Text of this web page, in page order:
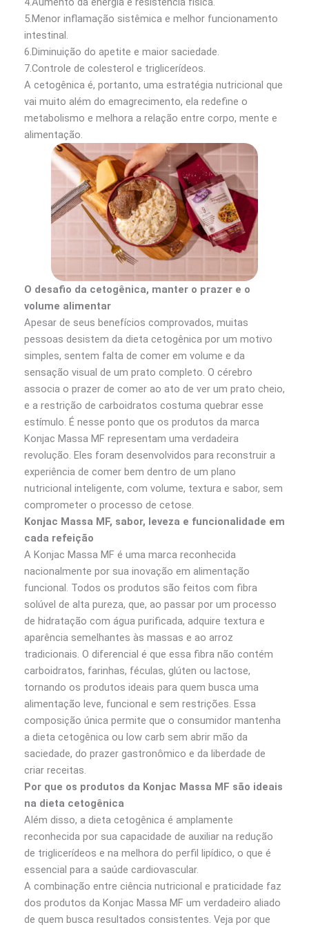
5.Menor inflamação sistêmica e melhor funcionamento
intestinal.
6.Diminuição do apetite e maior saciedade.
7.Controle de colesterol e triglicerídeos.
A cetogênica é, portanto, uma estratégia nutricional que
vai muito além do emagrecimento, ela redefine o
metabolismo e melhora a relação entre corpo, mente e
alimentação.
O desafio da cetogênica, manter o prazer e o
volume alimentar
Apesar de seus benefícios comprovados, muitas
pessoas desistem da dieta cetogênica por um motivo
simples, sentem falta de comer em volume e da
sensação visual de um prato completo. O cérebro
associa o prazer de comer ao ato de ver um prato cheio,
e a restrição de carboidratos costuma quebrar esse
estímulo. É nesse ponto que os produtos da marca
Konjac Massa MF representam uma verdadeira
revolução. Eles foram desenvolvidos para reconstruir a
experiência de comer bem dentro de um plano
nutricional inteligente, com volume, textura e sabor, sem
comprometer o processo de cetose.
Konjac Massa MF, sabor, leveza e funcionalidade em
cada refeição
A Konjac Massa MF é uma marca reconhecida
nacionalmente por sua inovação em alimentação
funcional. Todos os produtos são feitos com fibra
solúvel de alta pureza, que, ao passar por um processo
de hidratação com água purificada, adquire textura e
aparência semelhantes às massas e ao arroz
tradicionais. O diferencial é que essa fibra não contém
carboidratos, farinhas, féculas, glúten ou lactose,
tornando os produtos ideais para quem busca uma
alimentação leve, funcional e sem restrições. Essa
composição única permite que o consumidor mantenha
a dieta cetogênica ou low carb sem abrir mão da
saciedade, do prazer gastronômico e da liberdade de
criar receitas.
Por que os produtos da Konjac Massa MF são ideais
na dieta cetogênica
Além disso, a dieta cetogênica é amplamente
reconhecida por sua capacidade de auxiliar na redução
de triglicerídeos e na melhora do perfil lipídico, o que é
essencial para a saúde cardiovascular.
A combinação entre ciência nutricional e praticidade faz
dos produtos da Konjac Massa MF um verdadeiro aliado
de quem busca resultados consistentes. Veja por que